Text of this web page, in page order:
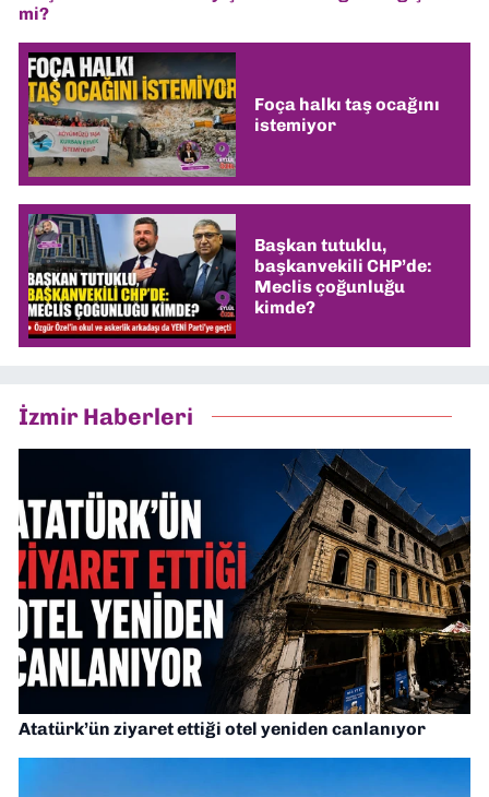
mi?
Foça halkı taş ocağını
istemiyor
Başkan tutuklu,
başkanvekili CHP’de:
Meclis çoğunluğu
kimde?
İzmir Haberleri
Atatürk’ün ziyaret ettiği otel yeniden canlanıyor